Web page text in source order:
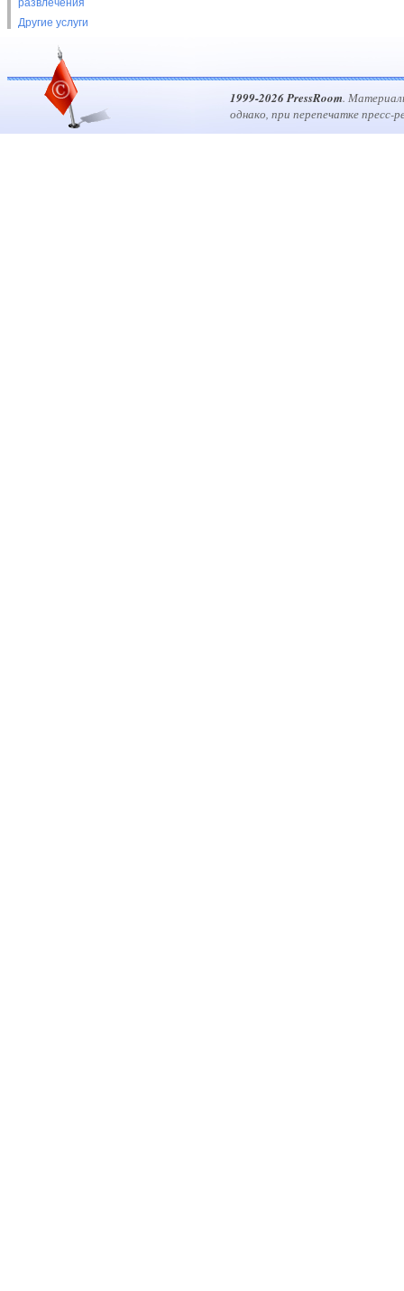
развлечения
Другие услуги
1999-2026 PressRoom.
однако, при перепечатке пресс-